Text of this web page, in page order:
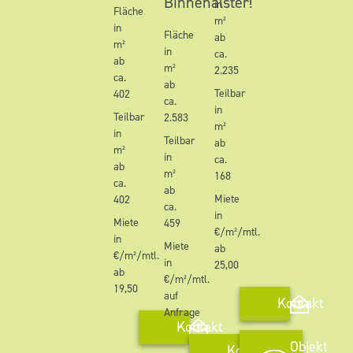
Fläche
in
m²
ab
ca.
402
Teilbar
in
m²
ab
ca.
402
Miete
in
€/m²/mtl.
ab
19,50
Kontakt
Fläche
in
m²
ab
ca.
2.583
Teilbar
in
m²
ab
ca.
459
Miete
in
€/m²/mtl.
auf
Anfrage
in
m²
ab
ca.
2.235
Teilbar
in
m²
ab
ca.
168
Miete
in
€/m²/mtl.
ab
25,00
Kontakt
Objekt